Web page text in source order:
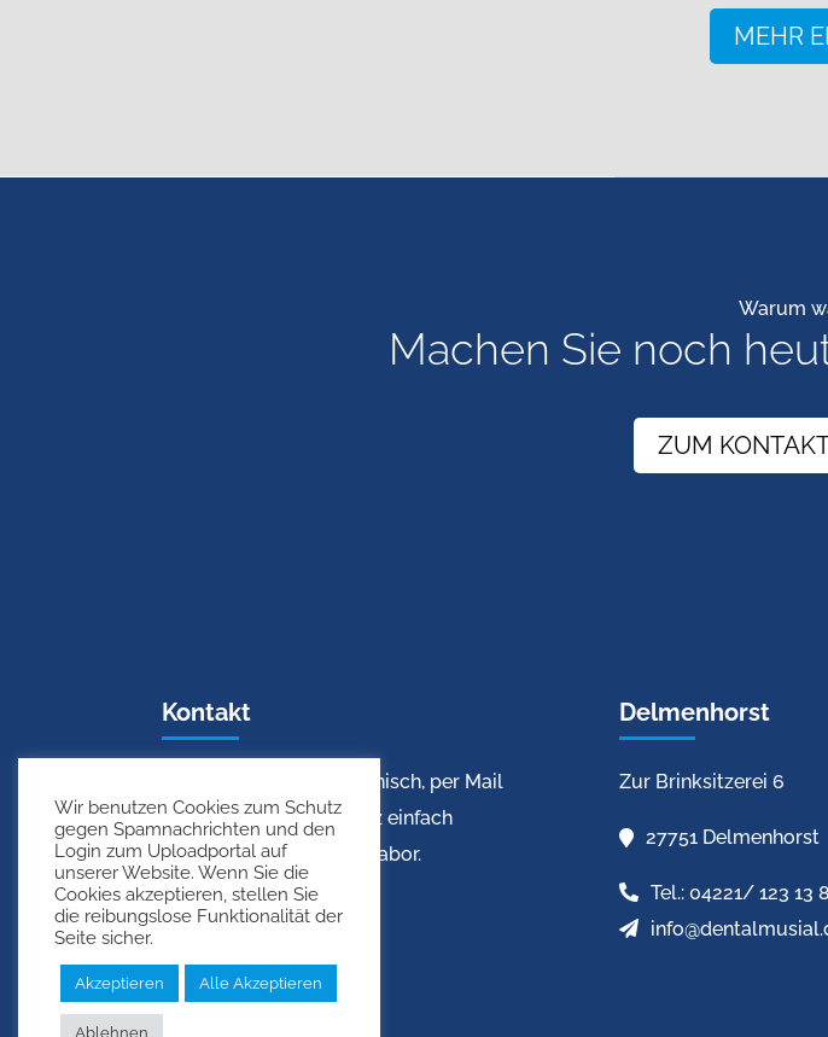
MEHR
Warum
Machen Sie noch
ZUM
Kontakt
Sie erreichen uns telefonisch, per Mail
oder besuchen uns ganz einfach
persönlich in unserem Labor.
Delmenhorst
Zur Brinksitzerei 6
27751 Delmenhorst
Tel.: 04221/ 123 13
Wir benutzen Cookies zum Schutz
gegen Spamnachrichten und den
Login zum Uploadportal auf
unserer Website. Wenn Sie die
Cookies akzeptieren, stellen Sie
die reibungslose Funktionalität der
Seite sicher.
Akzeptieren Alle Akzeptieren
Ablehnen